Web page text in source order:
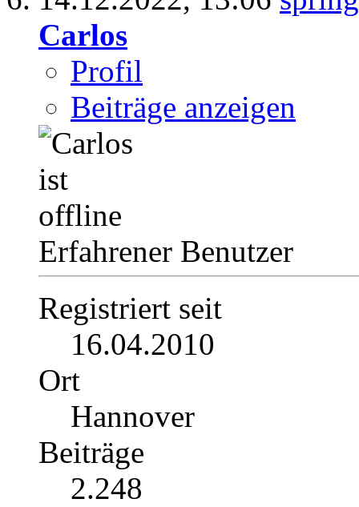
Carlos
Profil
Beiträge anzeigen
Erfahrener Benutzer
Registriert seit
16.04.2010
Ort
Hannover
Beiträge
2.248